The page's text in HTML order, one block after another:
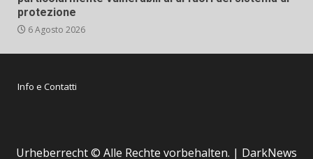
protezione
6 Agosto 2026
Info e Contatti
Urheberrecht © Alle Rechte vorbehalten. | DarkNews